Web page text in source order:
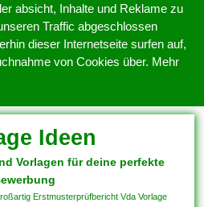
absicht, Inhalte und Reklame zu
Traffic abgeschlossen
dieser Internetseite surfen auf,
von Cookies über. Mehr
Ideen
Vorlagen für deine perfekte
Erstmusterprüfbericht Vda Vorlage